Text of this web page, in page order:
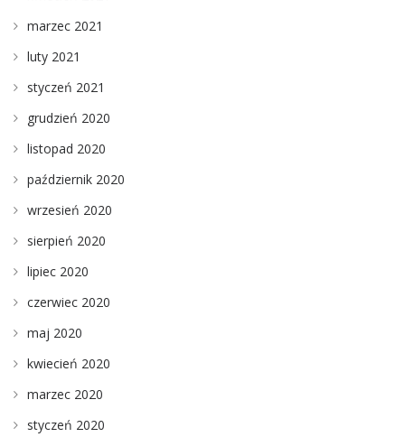
marzec 2021
luty 2021
styczeń 2021
grudzień 2020
listopad 2020
październik 2020
wrzesień 2020
sierpień 2020
lipiec 2020
czerwiec 2020
maj 2020
kwiecień 2020
marzec 2020
styczeń 2020